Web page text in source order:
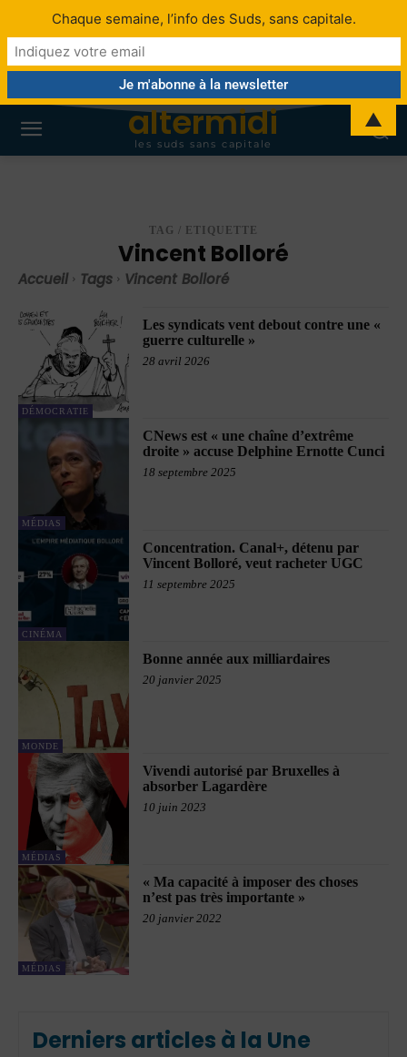
altermidi
les suds sans capitale
TAG / ETIQUETTE
Vincent Bolloré
Accueil Tags Vincent Bolloré
DÉMOCRATIE
Les syndicats vent debout contre une «
guerre culturelle »
28 avril 2026
MÉDIAS
CNews est « une chaîne d’extrême
droite » accuse Delphine Ernotte Cunci
18 septembre 2025
CINÉMA
Concentration. Canal+, détenu par
Vincent Bolloré, veut racheter UGC
11 septembre 2025
MONDE
Bonne année aux milliardaires
20 janvier 2025
MÉDIAS
Vivendi autorisé par Bruxelles à
absorber Lagardère
10 juin 2023
MÉDIAS
« Ma capacité à imposer des choses
n’est pas très importante »
20 janvier 2022
Derniers articles à la Une
Chaque semaine, l’info des Suds, sans capitale.
▲